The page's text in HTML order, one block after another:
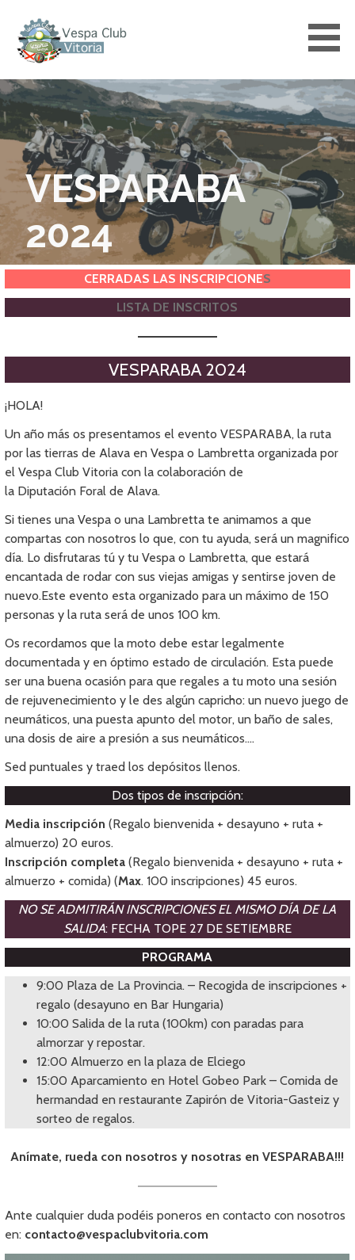
contenido
VESPACLUBVITORIA
VESPARABA
2024
CERRADAS LAS INSCRIPCIONES
LISTA DE INSCRITOS
VESPARABA 2024
¡HOLA!
Un año más os presentamos el evento VESPARABA, la ruta
por las tierras de Alava en Vespa o Lambretta organizada por
el Vespa Club Vitoria con la colaboración de
la Diputación Foral de Alava.
Si tienes una Vespa o una Lambretta te animamos a que
compartas con nosotros lo que, con tu ayuda, será un magnifico
día. Lo disfrutaras tú y tu Vespa o Lambretta, que estará
encantada de rodar con sus viejas amigas y sentirse joven de
nuevo.Este evento esta organizado para un máximo de 150
personas y la ruta será de unos 100 km.
Os recordamos que la moto debe estar legalmente
documentada y en óptimo estado de circulación. Esta puede
ser una buena ocasión para que regales a tu moto una sesión
de rejuvenecimiento y le des algún capricho: un nuevo juego de
neumáticos, una puesta apunto del motor, un baño de sales,
una dosis de aire a presión a sus neumáticos….
Sed puntuales y traed los depósitos llenos.
Dos tipos de inscripción:
Media inscripción (Regalo bienvenida + desayuno + ruta +
almuerzo) 20 euros.
Inscripción completa (Regalo bienvenida + desayuno + ruta +
almuerzo + comida) (Max. 100 inscripciones) 45 euros.
NO SE ADMITIRÁN INSCRIPCIONES EL MISMO DÍA DE LA
SALIDA: FECHA TOPE 27 DE SETIEMBRE
PROGRAMA
9:00 Plaza de La Provincia. – Recogida de inscripciones +
regalo (desayuno en Bar Hungaria)
10:00 Salida de la ruta (100km) con paradas para
almorzar y repostar.
12:00 Almuerzo en la plaza de Elciego
15:00 Aparcamiento en Hotel Gobeo Park – Comida de
hermandad en restaurante Zapirón de Vitoria-Gasteiz y
sorteo de regalos.
Anímate, rueda con nosotros y nosotras en VESPARABA!!!
Ante cualquier duda podéis poneros en contacto con nosotros
en: contacto@vespaclubvitoria.com